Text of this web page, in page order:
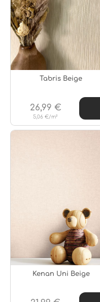
Tabris Beige
5,06 €/m²
26,99 €
Kenan Uni Beige